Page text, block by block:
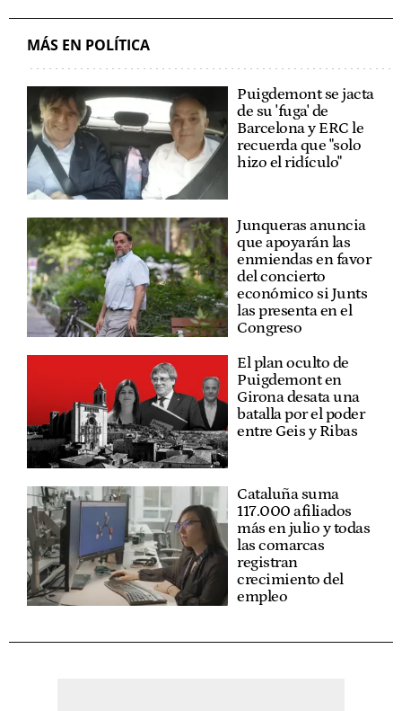
MÁS EN POLÍTICA
Puigdemont se jacta
de su 'fuga' de
Barcelona y ERC le
recuerda que "solo
hizo el ridículo"
Junqueras anuncia
que apoyarán las
enmiendas en favor
del concierto
económico si Junts
las presenta en el
Congreso
El plan oculto de
Puigdemont en
Girona desata una
batalla por el poder
entre Geis y Ribas
Cataluña suma
117.000 afiliados
más en julio y todas
las comarcas
registran
crecimiento del
empleo